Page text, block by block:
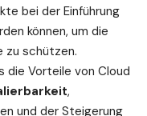
bei der Einführung
können, um die
zu schützen.
die Vorteile von Cloud
,
und der Steigerung